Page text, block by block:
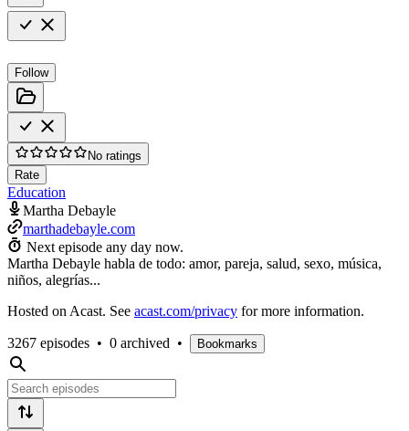
Follow
No ratings
Rate
Education
Martha Debayle
marthadebayle.com
Next episode any day now.
Martha Debayle habla de todo: amor, pareja, salud, sexo, música,
niños, alegrías...
Hosted on Acast. See acast.com/privacy for more information.
3267 episodes • 0 archived • Bookmarks